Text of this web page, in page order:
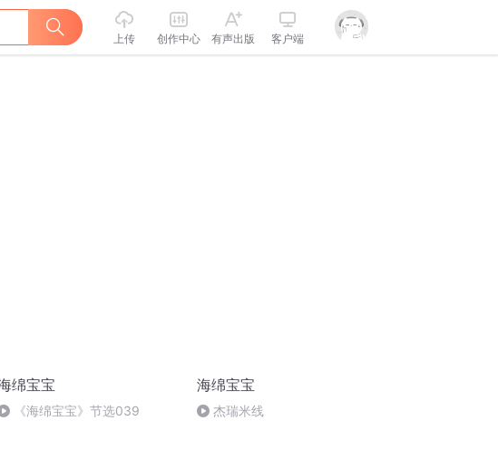
上传 创作中心 有声出版 客户端
绵宝宝
《海绵宝宝》节选039
海绵宝宝
杰瑞米线